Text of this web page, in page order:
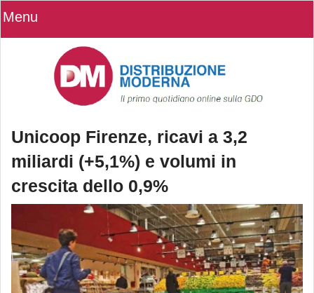
Menu
Unicoop Firenze, ricavi a 3,2
miliardi (+5,1%) e volumi in
crescita dello 0,9%